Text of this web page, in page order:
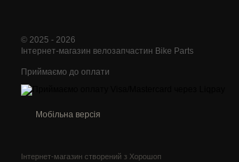
© 2025 - 2026
Інтернет-магазин велозапчастин Bike Parts
Приймаємо до оплати
Мобільна версія
Інтернет-магазин створений з Хорошоп